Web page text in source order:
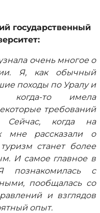
государственный
очень многое о
Я, как обычный
походы по Уралу и
то имела
требований
Сейчас, когда на
мне рассказали о
станет более
И самое главное в
с
пообщалась со
и взглядов
опыт.